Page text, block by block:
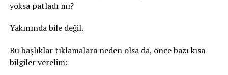
yoksa patladı mı?
Yakınında bile değil.
Bu başlıklar tıklamalara neden olsa da, önce bazı kısa
bilgiler verelim: